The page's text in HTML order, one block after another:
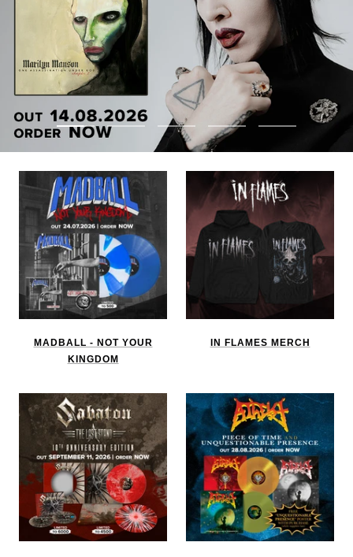
Zur
Slide
1
gehen
Zur
Slide
2
gehen
Zur
Slide
3
Zur
Slide
4
gehen
Slide
5
gehen
MADBALL - NOT YOUR
KINGDOM
IN FLAMES MERCH